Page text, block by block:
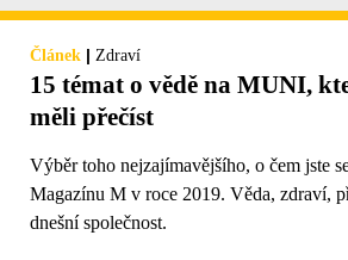
Článek | Zdraví
15 témat o vědě na MUNI,
měli přečíst
Výběr toho nejzajímavějšího, o čem jste
Magazínu M v roce 2019. Věda, zdraví,
dnešní společnost.